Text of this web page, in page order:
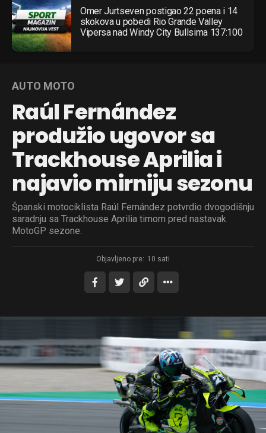
Omer Jurtseven postigao 22 poena i 14
skokova u pobedi Rio Grande Valley
Vipersa nad Windy City Bullsima 137:100
AUTO MOTO
Raúl Fernández
produžio ugovor sa
Trackhouse Aprilia i
najavio mirniju sezonu
Španski motociklista Raúl Fernández potvrdio dvogodišnju
saradnju sa Trackhouse Aprilia timom pred nastavak
MotoGP sezone.
Objavljeno pre: 10 sati